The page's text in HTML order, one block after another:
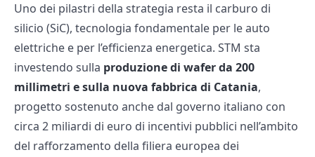
Uno dei pilastri della strategia resta il carburo di
silicio (SiC), tecnologia fondamentale per le auto
elettriche e per l’efficienza energetica. STM sta
investendo sulla produzione di wafer da 200
millimetri e sulla nuova fabbrica di Catania,
progetto sostenuto anche dal governo italiano con
circa 2 miliardi di euro di incentivi pubblici nell’ambito
del rafforzamento della filiera europea dei